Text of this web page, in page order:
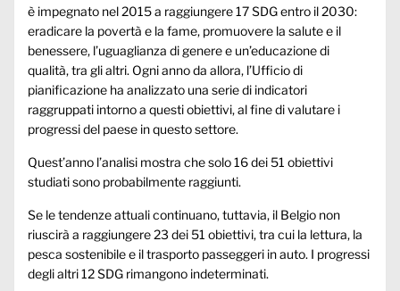
è impegnato nel 2015 a raggiungere 17 SDG entro il 2030:
eradicare la povertà e la fame, promuovere la salute e il
benessere, l’uguaglianza di genere e un’educazione di
qualità, tra gli altri. Ogni anno da allora, l’Ufficio di
pianificazione ha analizzato una serie di indicatori
raggruppati intorno a questi obiettivi, al fine di valutare i
progressi del paese in questo settore.
Quest’anno l’analisi mostra che solo 16 dei 51 obiettivi
studiati sono probabilmente raggiunti.
Se le tendenze attuali continuano, tuttavia, il Belgio non
riuscirà a raggiungere 23 dei 51 obiettivi, tra cui la lettura, la
pesca sostenibile e il trasporto passeggeri in auto. I progressi
degli altri 12 SDG rimangono indeterminati.